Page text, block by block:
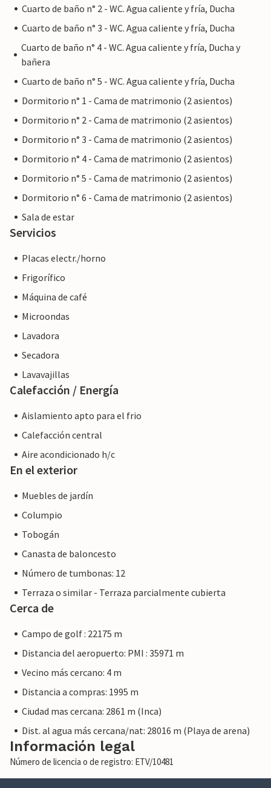
Cuarto de baño n° 2 - WC. Agua caliente y fría, Ducha
Cuarto de baño n° 3 - WC. Agua caliente y fría, Ducha
Cuarto de baño n° 4 - WC. Agua caliente y fría, Ducha y
bañera
Cuarto de baño n° 5 - WC. Agua caliente y fría, Ducha
Dormitorio n° 1 - Cama de matrimonio (2 asientos)
Dormitorio n° 2 - Cama de matrimonio (2 asientos)
Dormitorio n° 3 - Cama de matrimonio (2 asientos)
Dormitorio n° 4 - Cama de matrimonio (2 asientos)
Dormitorio n° 5 - Cama de matrimonio (2 asientos)
Dormitorio n° 6 - Cama de matrimonio (2 asientos)
Sala de estar
Servicios
Placas electr./horno
Frigorífico
Máquina de café
Microondas
Lavadora
Secadora
Lavavajillas
Calefacción / Energía
Aislamiento apto para el frio
Calefacción central
Aire acondicionado h/c
En el exterior
Muebles de jardín
Columpio
Tobogán
Canasta de baloncesto
Número de tumbonas: 12
Terraza o similar - Terraza parcialmente cubierta
Cerca de
Campo de golf : 22175 m
Distancia del aeropuerto: PMI : 35971 m
Vecino más cercano: 4 m
Distancia a compras: 1995 m
Ciudad mas cercana: 2861 m (Inca)
Dist. al agua más cercana/nat: 28016 m (Playa de arena)
Información legal
Número de licencia o de registro: ETV/10481